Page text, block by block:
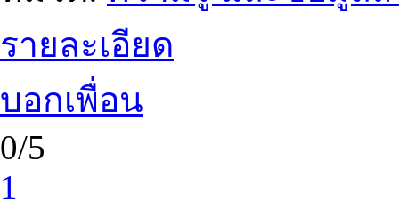
รายละเอียด
บอกเพื่อน
0/5
1